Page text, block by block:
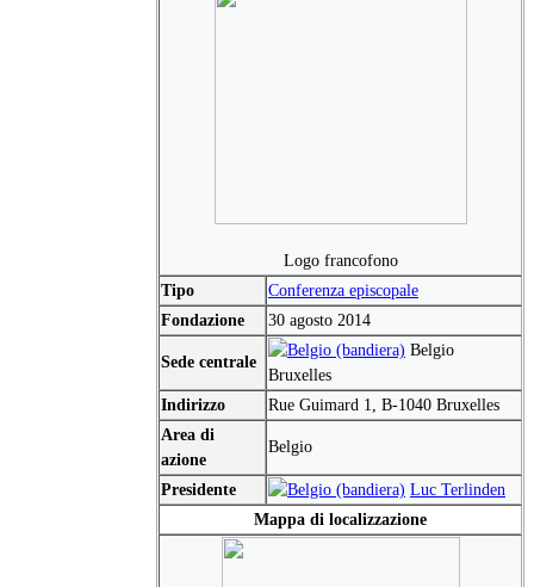
Logo francofono
Tipo
Conferenza episcopale
Fondazione
30 agosto 2014
Sede centrale
Belgio
Bruxelles
Indirizzo
Rue Guimard 1, B-1040 Bruxelles
Area di
azione
Belgio
Presidente
Luc Terlinden
Mappa di localizzazione